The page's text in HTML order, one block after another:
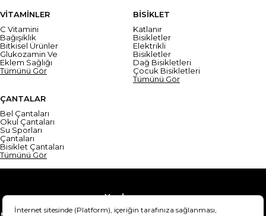
VİTAMİNLER
C Vitamini
Bağışıklık
Bitkisel Ürünler
Glukozamin Ve
Eklem Sağlığı
Tümünü Gör
BİSİKLET
Katlanır
Bisikletler
Elektrikli
Bisikletler
Dağ Bisikletleri
Çocuk Bisikletleri
Tümünü Gör
ÇANTALAR
Bel Çantaları
Okul Çantaları
Su Sporları
Çantaları
Bisiklet Çantaları
Tümünü Gör
Yardım